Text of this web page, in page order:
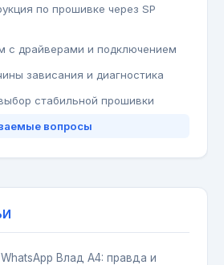
по прошивке через SP
с драйверами и подключением
зависания и диагностика
стабильной прошивки
вопросы
Влад А4: правда и